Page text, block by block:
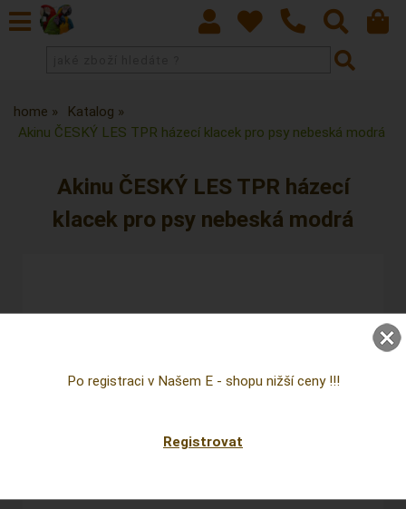
home
Katalog
Akinu ČESKÝ LES TPR házecí klacek pro psy nebeská modrá
Akinu ČESKÝ LES TPR házecí
klacek pro psy nebeská modrá
Po registraci v Našem E - shopu nižší ceny !!!
Registrovat